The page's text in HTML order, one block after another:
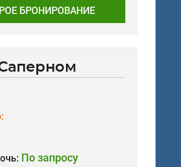
БРОНИРОВАНИЕ
По запросу